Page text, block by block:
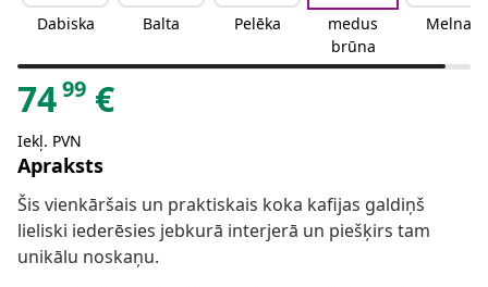
Dabiska Balta Pelēka
medus
brūna
Melna
7499 €
Iekļ. PVN
Apraksts
Šis vienkāršais un praktiskais koka kafijas galdiņš
lieliski iederēsies jebkurā interjerā un piešķirs tam
unikālu noskaņu.